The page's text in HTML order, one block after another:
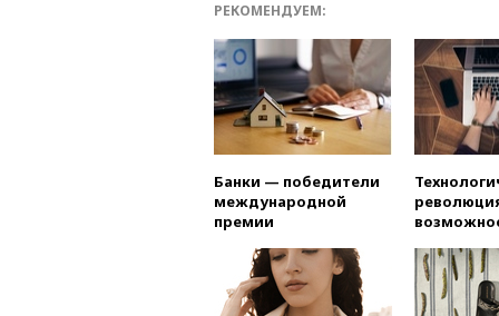
РЕКОМЕНДУЕМ:
Банки — победители
международной
премии